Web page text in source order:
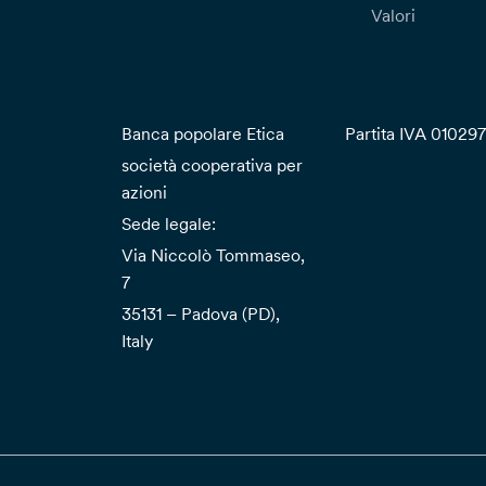
Valori
Banca popolare Etica
società cooperativa per
azioni
Sede legale:
Via Niccolò Tommaseo,
7
35131 – Padova (PD),
Italy
Partita IVA